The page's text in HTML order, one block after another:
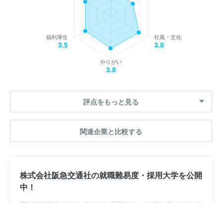
社風・文化
3.8
やりがい
3.8
福利厚生
3.5
評点をもっと見る
関連企業と比較する
株式会社阪急交通社の就職難易度・採用大学を公開
中！